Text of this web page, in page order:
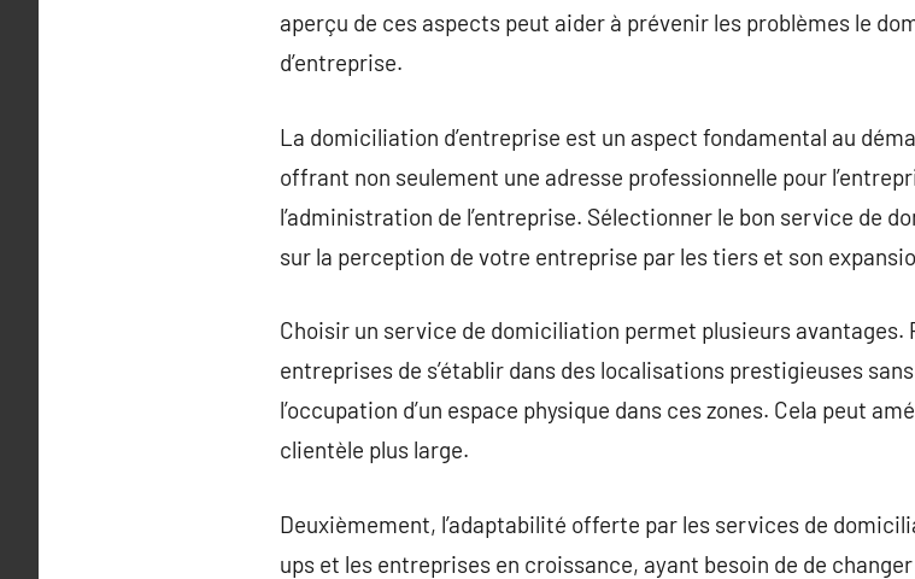
aperçu de ces aspects peut aider à prévenir les problèmes le
d’entreprise.
La domiciliation d’entreprise est un aspect fondamental au
offrant non seulement une adresse professionnelle pour
l’administration de l’entreprise. Sélectionner le bon service de
sur la perception de votre entreprise par les tiers et son
Choisir un service de domiciliation permet plusieurs
entreprises de s’établir dans des localisations prestigieuses
l’occupation d’un espace physique dans ces zones. Cela peut
clientèle plus large.
Deuxièmement, l’adaptabilité offerte par les services de
ups et les entreprises en croissance, ayant besoin de de